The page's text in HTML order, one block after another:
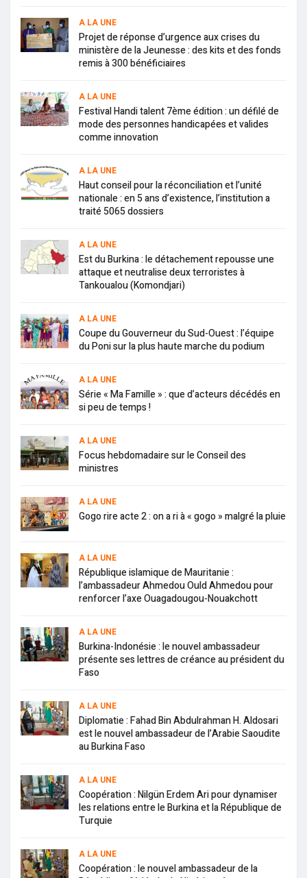
A LA UNE
Projet de réponse d’urgence aux crises du
ministère de la Jeunesse : des kits et des fonds
remis à 300 bénéficiaires
A LA UNE
Festival Handi talent 7ème édition : un défilé de
mode des personnes handicapées et valides
comme innovation
A LA UNE
Haut conseil pour la réconciliation et l’unité
nationale : en 5 ans d’existence, l’institution a
traité 5065 dossiers
A LA UNE
Est du Burkina : le détachement repousse une
attaque et neutralise deux terroristes à
Tankoualou (Komondjari)
A LA UNE
Coupe du Gouverneur du Sud-Ouest : l’équipe
du Poni sur la plus haute marche du podium
A LA UNE
Série « Ma Famille » : que d’acteurs décédés en
si peu de temps !
A LA UNE
Focus hebdomadaire sur le Conseil des
ministres
A LA UNE
Gogo rire acte 2 : on a ri à « gogo » malgré la pluie
A LA UNE
République islamique de Mauritanie :
l’ambassadeur Ahmedou Ould Ahmedou pour
renforcer l’axe Ouagadougou-Nouakchott
A LA UNE
Burkina-Indonésie : le nouvel ambassadeur
présente ses lettres de créance au président du
Faso
A LA UNE
Diplomatie : Fahad Bin Abdulrahman H. Aldosari
est le nouvel ambassadeur de l’Arabie Saoudite
au Burkina Faso
A LA UNE
Coopération : Nilgün Erdem Ari pour dynamiser
les relations entre le Burkina et la République de
Turquie
A LA UNE
Coopération : le nouvel ambassadeur de la